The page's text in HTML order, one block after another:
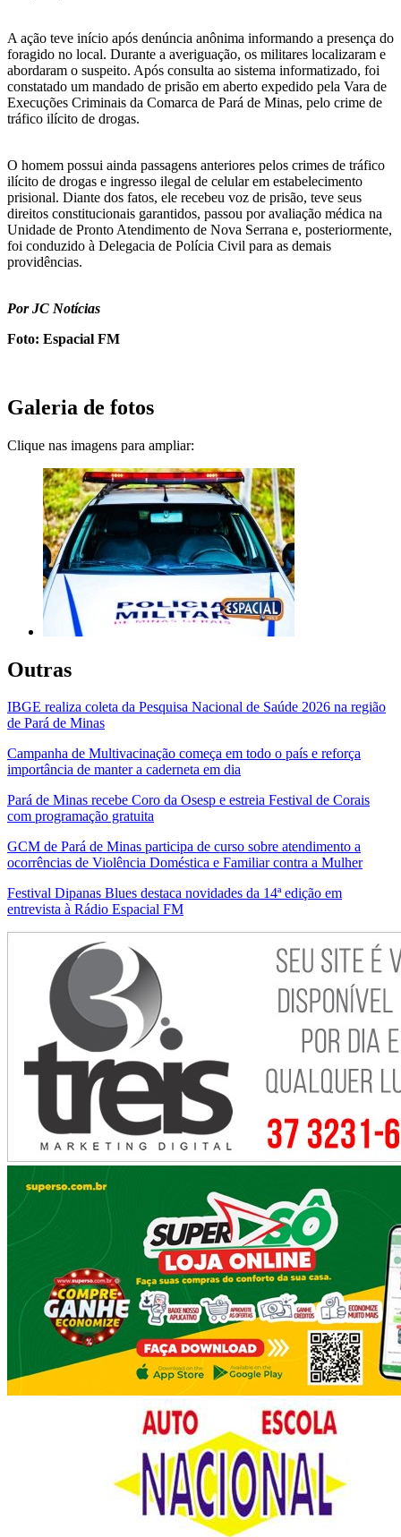
A ação teve início após denúncia anônima informando a presença do
foragido no local. Durante a averiguação, os militares localizaram e
abordaram o suspeito. Após consulta ao sistema informatizado, foi
constatado um mandado de prisão em aberto expedido pela Vara de
Execuções Criminais da Comarca de Pará de Minas, pelo crime de
tráfico ilícito de drogas.
O homem possui ainda passagens anteriores pelos crimes de tráfico
ilícito de drogas e ingresso ilegal de celular em estabelecimento
prisional. Diante dos fatos, ele recebeu voz de prisão, teve seus
direitos constitucionais garantidos, passou por avaliação médica na
Unidade de Pronto Atendimento de Nova Serrana e, posteriormente,
foi conduzido à Delegacia de Polícia Civil para as demais
providências.
Por JC Notícias
Foto: Espacial FM
Galeria de fotos
Clique nas imagens para ampliar:
Outras
IBGE realiza coleta da Pesquisa Nacional de Saúde 2026 na região
de Pará de Minas
Campanha de Multivacinação começa em todo o país e reforça
importância de manter a caderneta em dia
Pará de Minas recebe Coro da Osesp e estreia Festival de Corais
com programação gratuita
GCM de Pará de Minas participa de curso sobre atendimento a
ocorrências de Violência Doméstica e Familiar contra a Mulher
Festival Dipanas Blues destaca novidades da 14ª edição em
entrevista à Rádio Espacial FM